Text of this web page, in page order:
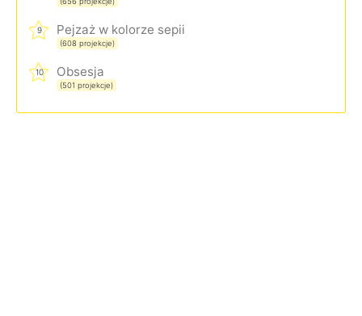
9 Pejzaż w kolorze sepii
(608 projekcje)
10 Obsesja
(501 projekcje)